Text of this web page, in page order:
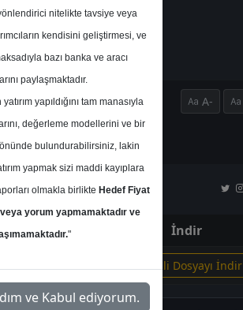
A-
İndir
İlgili Dosyayı İndir
nitelikte tavsiye veya
kendisini geliştirmesi, ve
bazı banka ve aracı
paylaşmaktadır.
yapıldığını tam manasıyla
değerleme modellerini ve bir
bulundurabilirsiniz, lakin
yapmak sizi maddi kayıplara
olmakla birlikte Hedef Fiyat
yorum yapmamaktadır ve
"
Beyan edilen metni Okudum, Anladım ve Kabul ediyorum.